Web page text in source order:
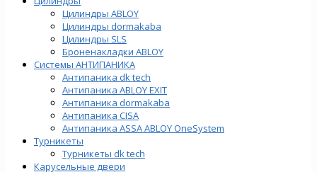
Цилиндры ABLOY
Цилиндры dormakaba
Цилиндры SLS
Броненакладки ABLOY
Системы АНТИПАНИКА
Антипаника dk tech
Антипаника ABLOY EXIT
Антипаника dormakaba
Антипаника СISA
Антипаника ASSA ABLOY OneSystem
Турникеты
Турникеты dk tech
Карусельные двери